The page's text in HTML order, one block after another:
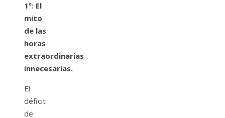
1º: El
mito
de las
horas
extraordinarias
innecesarias.
El
déficit
de